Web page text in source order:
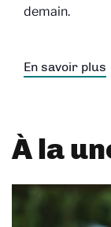
demain.
En savoir plus
À la